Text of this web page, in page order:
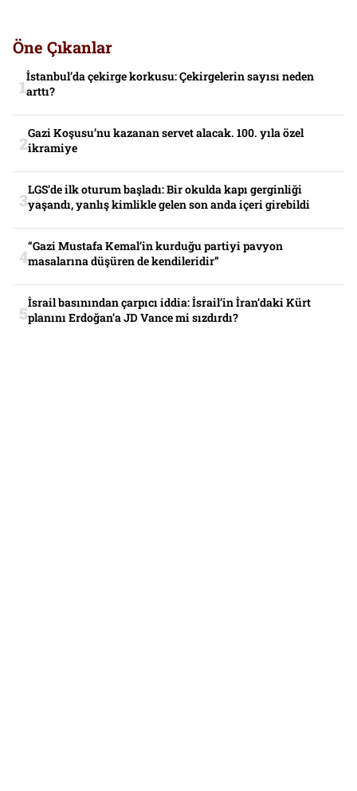
Öne Çıkanlar
İstanbul’da çekirge korkusu: Çekirgelerin sayısı neden
arttı?
Gazi Koşusu’nu kazanan servet alacak. 100. yıla özel
ikramiye
LGS’de ilk oturum başladı: Bir okulda kapı gerginliği
yaşandı, yanlış kimlikle gelen son anda içeri girebildi
“Gazi Mustafa Kemal’in kurduğu partiyi pavyon
masalarına düşüren de kendileridir”
İsrail basınından çarpıcı iddia: İsrail’in İran’daki Kürt
planını Erdoğan’a JD Vance mi sızdırdı?